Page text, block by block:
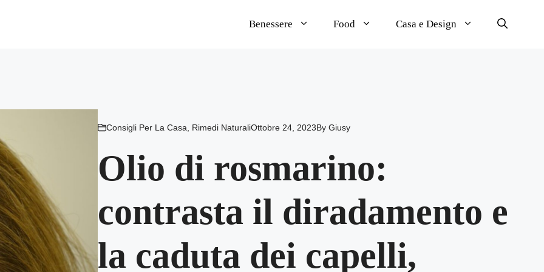
Benessere Food Casa e Design
Consigli Per La Casa Rimedi NaturaliOttobre 24, 2023By Giusy
Olio di rosmarino:
contrasta il diradamento e
la caduta dei capelli,